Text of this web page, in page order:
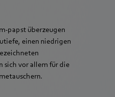
überzeugen
einen niedrigen
sich vor allem für die